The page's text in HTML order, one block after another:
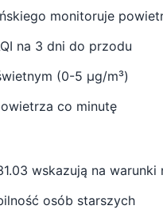
monitoruje
na 3 dni do przodu
(0-5 µg/m³)
co minutę
wskazują na
osób starszych